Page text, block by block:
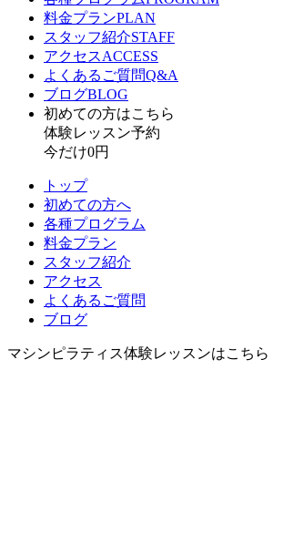
料金プランPLAN
スタッフ紹介STAFF
アクセスACCESS
よくあるご質問Q&A
ブログBLOG
初めての方はこちら​
体験レッスン予約
今だけ0円
トップ
初めての方へ
各種プログラム
料金プラン
スタッフ紹介
アクセス
よくあるご質問
ブログ
マシンピラティス体験レッスンはこちら